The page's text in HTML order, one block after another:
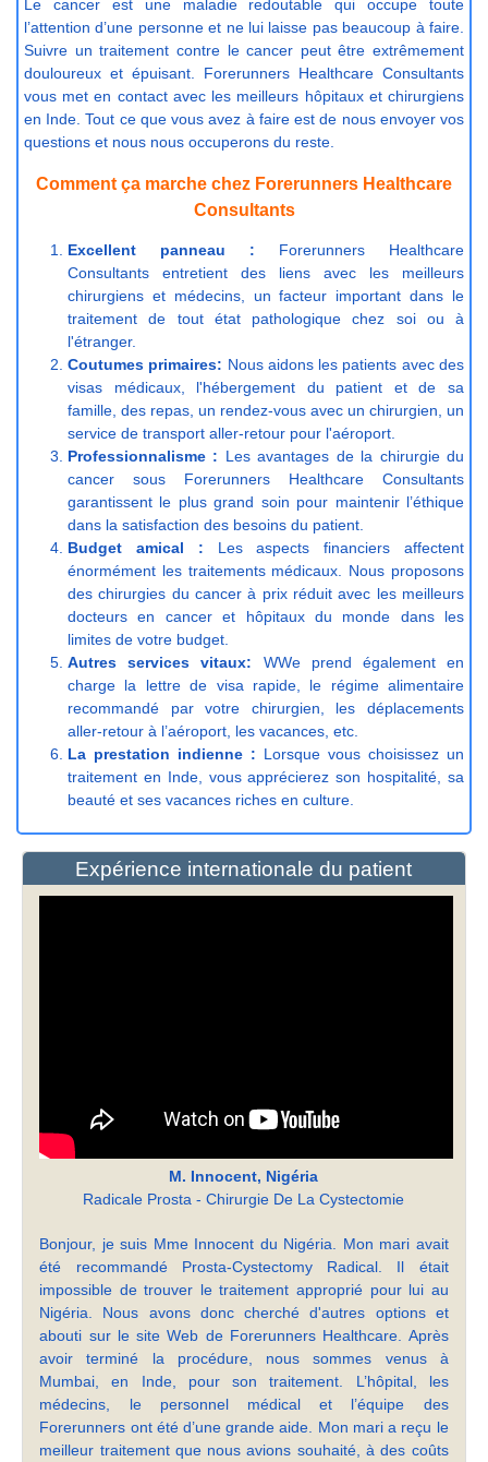
Le cancer est une maladie redoutable qui occupe toute
l’attention d’une personne et ne lui laisse pas beaucoup à faire.
Suivre un traitement contre le cancer peut être extrêmement
douloureux et épuisant. Forerunners Healthcare Consultants
vous met en contact avec les meilleurs hôpitaux et chirurgiens
en Inde. Tout ce que vous avez à faire est de nous envoyer vos
questions et nous nous occuperons du reste.
Comment ça marche chez Forerunners Healthcare
Consultants
Excellent panneau : Forerunners Healthcare
Consultants entretient des liens avec les meilleurs
chirurgiens et médecins, un facteur important dans le
traitement de tout état pathologique chez soi ou à
l'étranger.
Coutumes primaires: Nous aidons les patients avec des
visas médicaux, l'hébergement du patient et de sa
famille, des repas, un rendez-vous avec un chirurgien, un
service de transport aller-retour pour l'aéroport.
Professionnalisme : Les avantages de la chirurgie du
cancer sous Forerunners Healthcare Consultants
garantissent le plus grand soin pour maintenir l’éthique
dans la satisfaction des besoins du patient.
Budget amical : Les aspects financiers affectent
énormément les traitements médicaux. Nous proposons
des chirurgies du cancer à prix réduit avec les meilleurs
docteurs en cancer et hôpitaux du monde dans les
limites de votre budget.
Autres services vitaux: WWe prend également en
charge la lettre de visa rapide, le régime alimentaire
recommandé par votre chirurgien, les déplacements
aller-retour à l’aéroport, les vacances, etc.
La prestation indienne : Lorsque vous choisissez un
traitement en Inde, vous apprécierez son hospitalité, sa
beauté et ses vacances riches en culture.
Expérience internationale du patient
M. Innocent, Nigéria
Radicale Prosta - Chirurgie De La Cystectomie
Bonjour, je suis Mme Innocent du Nigéria. Mon mari avait
été recommandé Prosta-Cystectomy Radical. Il était
impossible de trouver le traitement approprié pour lui au
Nigéria. Nous avons donc cherché d'autres options et
abouti sur le site Web de Forerunners Healthcare. Après
avoir terminé la procédure, nous sommes venus à
Mumbai, en Inde, pour son traitement. L’hôpital, les
médecins, le personnel médical et l’équipe des
Forerunners ont été d’une grande aide. Mon mari a reçu le
meilleur traitement que nous avions souhaité, à des coûts